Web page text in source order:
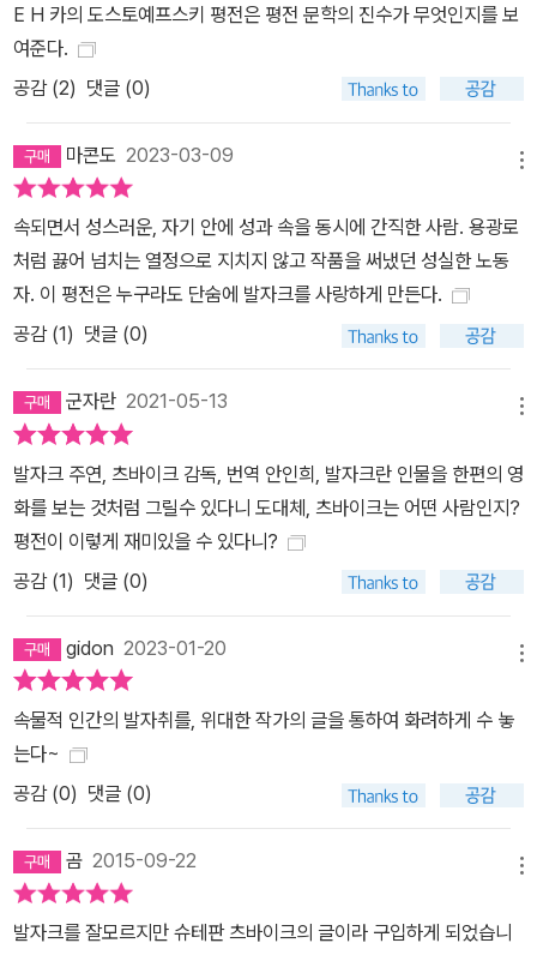
E H 카의 도스토예프스키 평전은 평전 문학의 진수가 무엇인지를 보
여준다.
공감 (2) 댓글 (0)
마콘도 2023-03-09
속되면서 성스러운, 자기 안에 성과 속을 동시에 간직한 사람. 용광로
처럼 끓어 넘치는 열정으로 지치지 않고 작품을 써냈던 성실한 노동
자. 이 평전은 누구라도 단숨에 발자크를 사랑하게 만든다.
공감 (1) 댓글 (0)
군자란 2021-05-13
발자크 주연, 츠바이크 감독, 번역 안인희, 발자크란 인물을 한편의 영
화를 보는 것처럼 그릴수 있다니 도대체, 츠바이크는 어떤 사람인지?
평전이 이렇게 재미있을 수 있다니?
공감 (1) 댓글 (0)
gidon 2023-01-20
속물적 인간의 발자취를, 위대한 작가의 글을 통하여 화려하게 수 놓
는다~
공감 (0) 댓글 (0)
곰 2015-09-22
발자크를 잘모르지만 슈테판 츠바이크의 글이라 구입하게 되었습니